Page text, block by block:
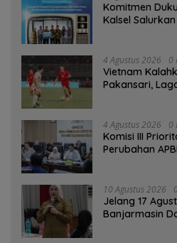
Komitmen
Kalsel
4 Agustus 2026 0
Vietnam
Pakansari,
4 Agustus 2026 0
‎Komisi III
Perubahan
10 Agustus 2026
Jelang 17
Banjarmasin